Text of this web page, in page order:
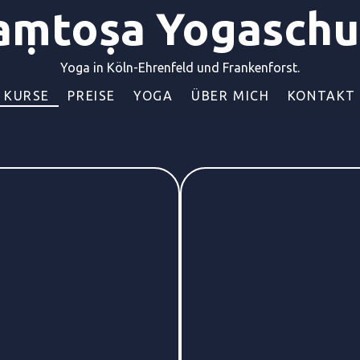
Yoga in Köln-Ehrenfeld und Frankenforst.
KURSE
PREISE YOGA ÜBER MICH KONTAKT